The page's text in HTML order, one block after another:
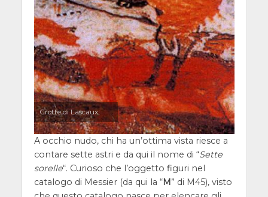
Grotte di Lascaux
A occhio nudo, chi ha un’ottima vista riesce a
contare sette astri e da qui il nome di “Sette
sorelle“. Curioso che l’oggetto figuri nel
catalogo di Messier (da qui la “M” di M45), visto